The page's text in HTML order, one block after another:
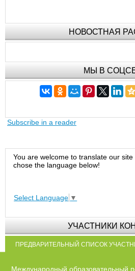
НОВОСТНАЯ
МЫ В
Subscribe in a reader
You are welcome to translate our
chose the language below!
Select Language ▼
УЧАСТНИКИ
ПРЕДВАРИТЕЛЬНЫЙ СПИСОК
Международный образовательный